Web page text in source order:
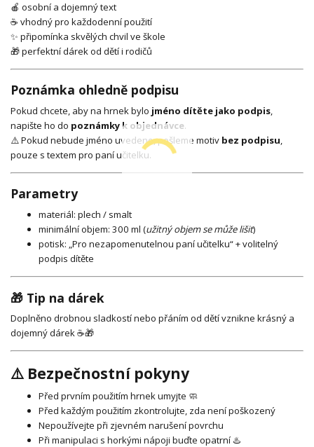
🍎 osobní a dojemný text
☕ vhodný pro každodenní použití
✨ připomínka skvělých chvil ve škole
🎁 perfektní dárek od dětí i rodičů
Poznámka ohledně podpisu
Pokud chcete, aby na hrnek bylo jméno dítěte jako podpis,
napište ho do poznámky k objednávce.
⚠️ Pokud nebude jméno uvedeno, pošleme motiv bez podpisu,
pouze s textem pro paní učitelku.
Parametry
materiál: plech / smalt
minimální objem: 300 ml (užitný objem se může lišit)
potisk: „Pro nezapomenutelnou paní učitelku“ + volitelný
podpis dítěte
🎁 Tip na dárek
Doplněno drobnou sladkostí nebo přáním od dětí vznikne krásný a
dojemný dárek ☕🎁
⚠️ Bezpečnostní pokyny
Před prvním použitím hrnek umyjte 🧼
Před každým použitím zkontrolujte, zda není poškozený
Nepoužívejte při zjevném narušení povrchu
Při manipulaci s horkými nápoji buďte opatrní ♨️